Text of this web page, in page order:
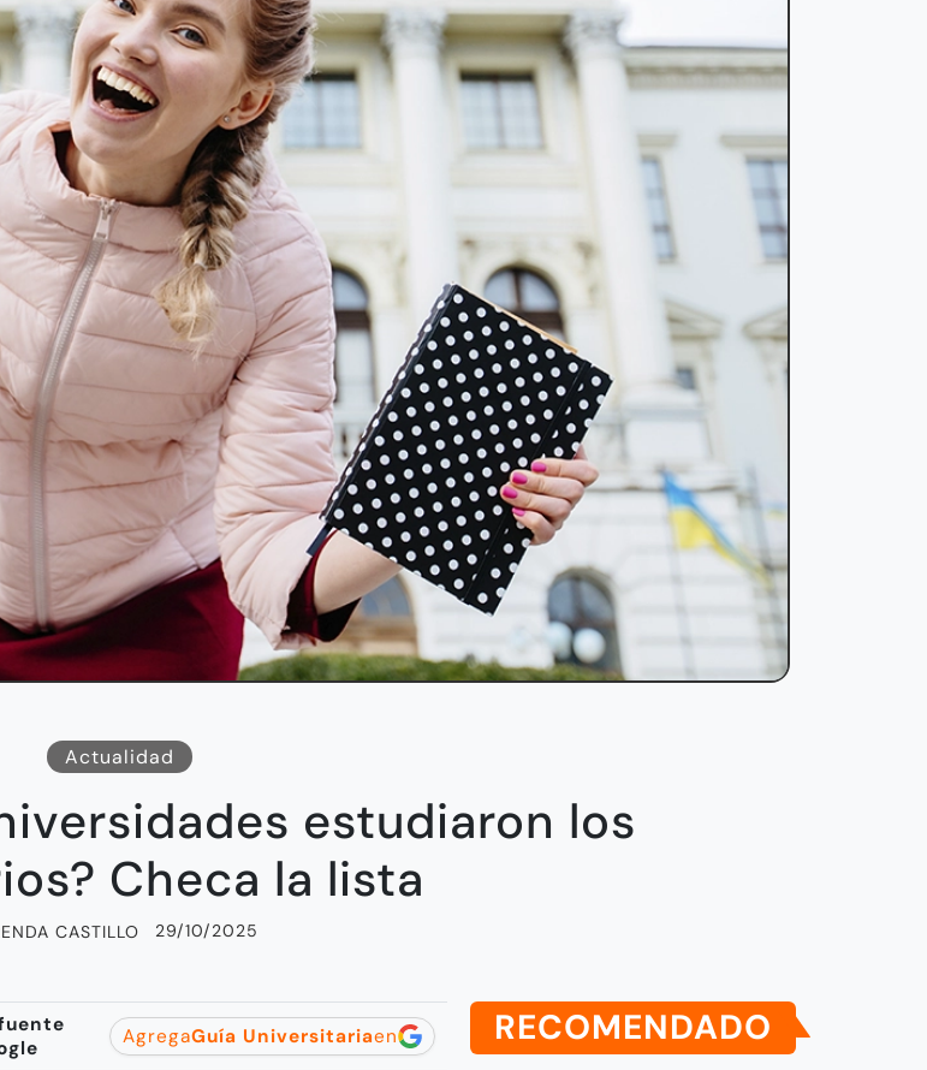
Actualidad
estudiaron los
Checa la lista
CASTILLO 29/10/2025
AgregaGuía Universitariaen RECOMENDADO